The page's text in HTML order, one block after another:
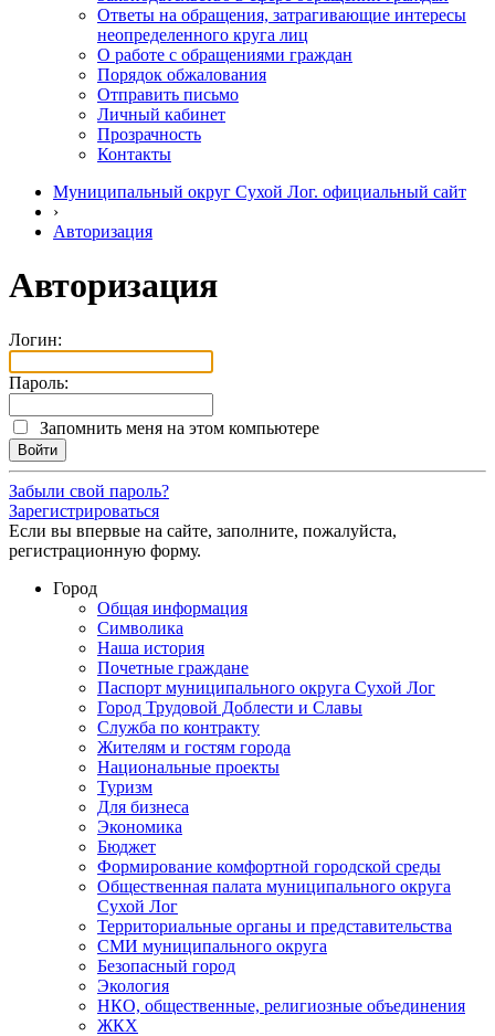
Ответы на обращения, затрагивающие интересы
неопределенного круга лиц
О работе с обращениями граждан
Порядок обжалования
Отправить письмо
Личный кабинет
Прозрачность
Контакты
Муниципальный округ Сухой Лог. официальный сайт
›
Авторизация
Авторизация
Логин:
Пароль:
Запомнить меня на этом компьютере
Забыли свой пароль?
Зарегистрироваться
Если вы впервые на сайте, заполните, пожалуйста,
регистрационную форму.
Город
Общая информация
Символика
Наша история
Почетные граждане
Паспорт муниципального округа Сухой Лог
Город Трудовой Доблести и Славы
Служба по контракту
Жителям и гостям города
Национальные проекты
Туризм
Для бизнеса
Экономика
Бюджет
Формирование комфортной городской среды
Общественная палата муниципального округа
Сухой Лог
Территориальные органы и представительства
СМИ муниципального округа
Безопасный город
Экология
НКО, общественные, религиозные объединения
ЖКХ